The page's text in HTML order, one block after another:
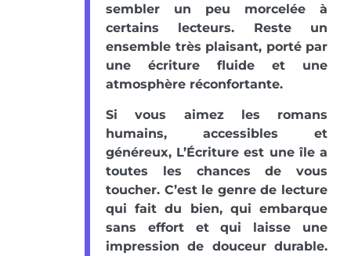
sembler un peu morcelée à
certains lecteurs. Reste un
ensemble très plaisant, porté par
une écriture fluide et une
atmosphère réconfortante.
Si vous aimez les romans
humains, accessibles et
généreux, L’Écriture est une île a
toutes les chances de vous
toucher. C’est le genre de lecture
qui fait du bien, qui embarque
sans effort et qui laisse une
impression de douceur durable.